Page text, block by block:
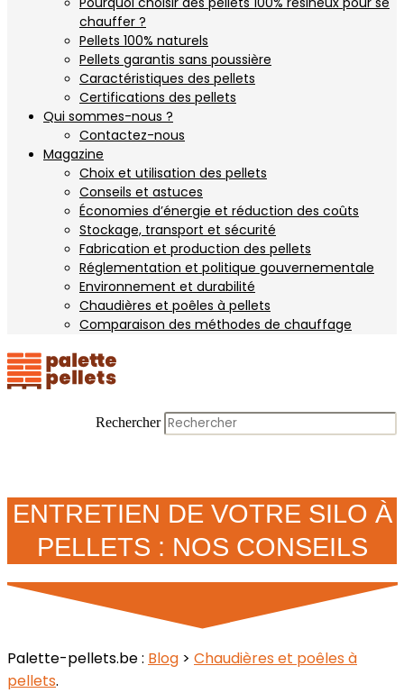
chauffer ?
Pellets 100% naturels
Pellets garantis sans poussière
Caractéristiques des pellets
Certifications des pellets
Qui sommes-nous ?
Contactez-nous
Magazine
Choix et utilisation des pellets
Conseils et astuces
Économies d’énergie et réduction des coûts
Stockage, transport et sécurité
Fabrication et production des pellets
Réglementation et politique gouvernementale
Environnement et durabilité
Chaudières et poêles à pellets
Comparaison des méthodes de chauffage
Rechercher
ENTRETIEN DE VOTRE SILO À
PELLETS : NOS CONSEILS
Palette-pellets.be : Blog > Chaudières et poêles à
pellets.